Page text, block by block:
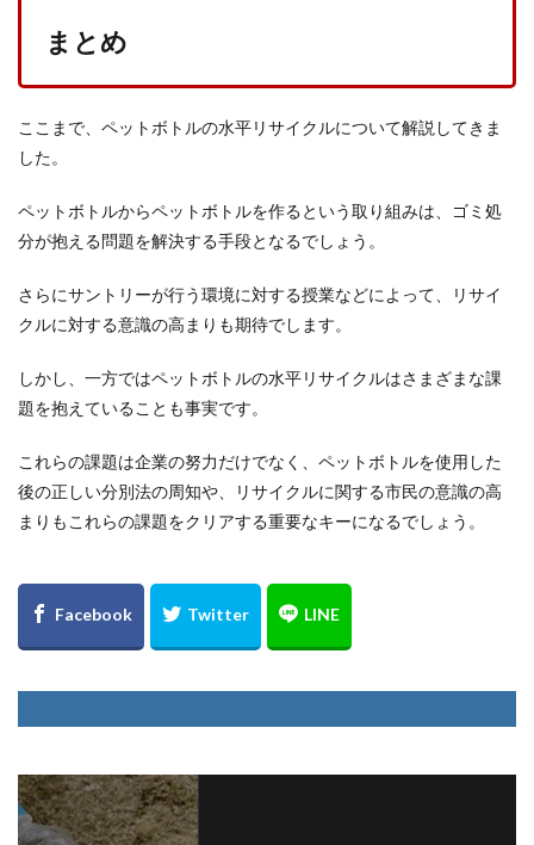
まとめ
ここまで、ペットボトルの水平リサイクルについて解説してきま
した。
ペットボトルからペットボトルを作るという取り組みは、ゴミ処
分が抱える問題を解決する手段となるでしょう。
さらにサントリーが行う環境に対する授業などによって、リサイ
クルに対する意識の高まりも期待でします。
しかし、一方ではペットボトルの水平リサイクルはさまざまな課
題を抱えていることも事実です。
これらの課題は企業の努力だけでなく、ペットボトルを使用した
後の正しい分別法の周知や、リサイクルに関する市民の意識の高
まりもこれらの課題をクリアする重要なキーになるでしょう。